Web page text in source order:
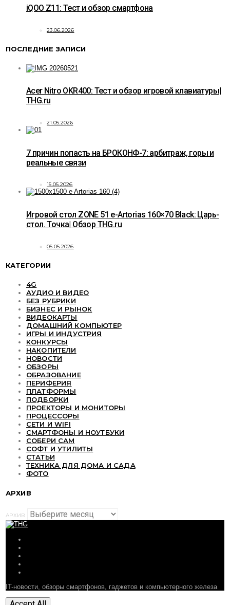
iQOO Z11: Тест и обзор смартфона
23.06.2026
ПОСЛЕДНИЕ ЗАПИСИ
Acer Nitro OKR400: Тест и обзор игровой клавиатуры|
THG.ru
21.05.2026
7 причин попасть на БРОКОНФ-7: арбитраж, горы и
реальные связи
15.05.2026
Игровой стол ZONE 51 e-Artorias 160×70 Black: Царь-
стол. Точка| Обзор THG.ru
05.05.2026
КАТЕГОРИИ
4G
АУДИО И ВИДЕО
БЕЗ РУБРИКИ
БИЗНЕС И РЫНОК
ВИДЕОКАРТЫ
ДОМАШНИЙ КОМПЬЮТЕР
ИГРЫ И ИНДУСТРИЯ
КОНКУРСЫ
НАКОПИТЕЛИ
НОВОСТИ
ОБЗОРЫ
ОБРАЗОВАНИЕ
ПЕРИФЕРИЯ
ПЛАТФОРМЫ
ПОДБОРКИ
ПРОЕКТОРЫ И МОНИТОРЫ
ПРОЦЕССОРЫ
СЕТИ И WIFI
СМАРТФОНЫ И НОУТБУКИ
СОБЕРИ САМ
СОФТ И УТИЛИТЫ
СТАТЬИ
ТЕХНИКА ДЛЯ ДОМА И САДА
ФОТО
АРХИВ
АРХИВ
IT-новости, обзоры смартфонов, гаджетов и компьютерного железа